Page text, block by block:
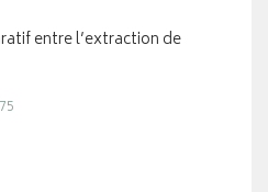
entre l’extraction de